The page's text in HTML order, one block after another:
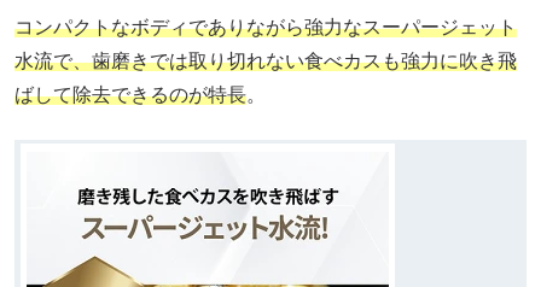
コンパクトなボディでありながら強力なスーパージェット
水流で、歯磨きでは取り切れない食べカスも強力に吹き飛
ばして除去できるのが特長。